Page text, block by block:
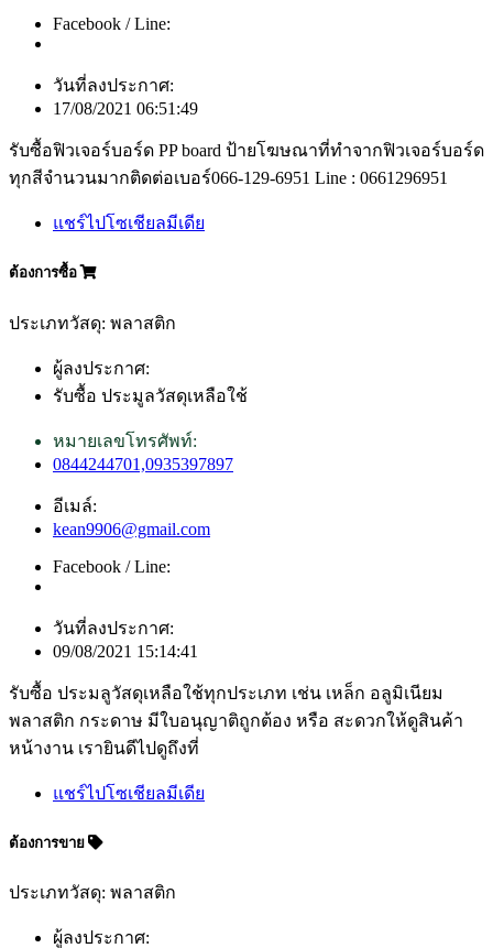
Facebook / Line:
วันที่ลงประกาศ:
17/08/2021 06:51:49
รับซื้อฟิวเจอร์บอร์ด PP board ป้ายโฆษณาที่ทำจากฟิวเจอร์บอร์ด
ทุกสีจำนวนมากติดต่อเบอร์066-129-6951 Line : 0661296951
แชร์ไปโซเชียลมีเดีย
ต้องการซื้อ
ประเภทวัสดุ: พลาสติก
ผู้ลงประกาศ:
รับซื้อ ประมูลวัสดุเหลือใช้
หมายเลขโทรศัพท์:
0844244701,0935397897
อีเมล์:
kean9906@gmail.com
Facebook / Line:
วันที่ลงประกาศ:
09/08/2021 15:14:41
รับซื้อ ประมลูวัสดุเหลือใช้ทุกประเภท เช่น เหล็ก อลูมิเนียม
พลาสติก กระดาษ มีใบอนุญาติถูกต้อง หรือ สะดวกให้ดูสินค้า
หน้างาน เรายินดีไปดูถึงที่
แชร์ไปโซเชียลมีเดีย
ต้องการขาย
ประเภทวัสดุ: พลาสติก
ผู้ลงประกาศ: